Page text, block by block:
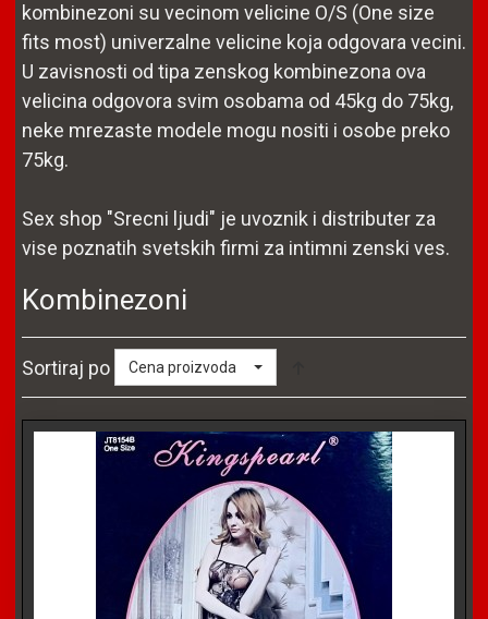
kombinezoni su vecinom velicine O/S (One size
fits most) univerzalne velicine koja odgovara vecini.
U zavisnosti od tipa zenskog kombinezona ova
velicina odgovora svim osobama od 45kg do 75kg,
neke mrezaste modele mogu nositi i osobe preko
75kg.
Sex shop "Srecni ljudi" je uvoznik i distributer za
vise poznatih svetskih firmi za intimni zenski ves.
Kombinezoni
Sortiraj po Cena proizvoda